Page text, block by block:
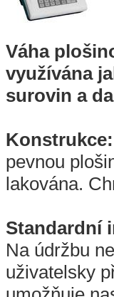
Váha
využívána
surovin a
Konstrukce:
pevnou
lakována.
Standardní
Na údržbu
uživatelsky